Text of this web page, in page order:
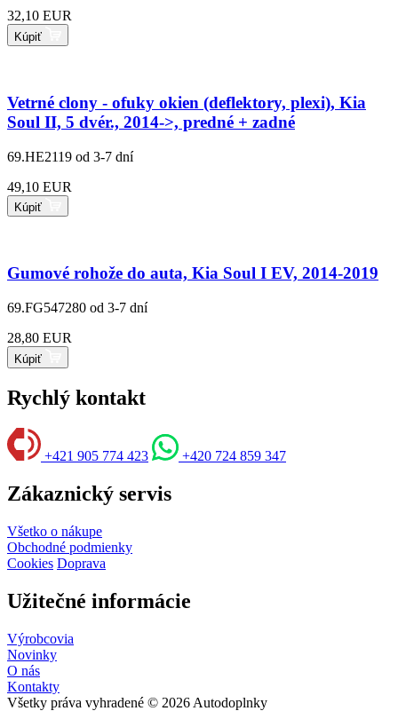
32,10 EUR
Kúpiť
Vetrné clony - ofuky okien (deflektory, plexi), Kia
Soul II, 5 dvér., 2014->, predné + zadné
69.HE2119 od 3-7 dní
49,10 EUR
Kúpiť
Gumové rohože do auta, Kia Soul I EV, 2014-2019
69.FG547280 od 3-7 dní
28,80 EUR
Kúpiť
Rychlý kontakt
+421 905 774 423 +420 724 859 347
Zákaznický servis
Všetko o nákupe
Obchodné podmienky
Cookies Doprava
Užitečné informácie
Výrobcovia
Novinky
O nás
Kontakty
Všetky práva vyhradené © 2026 Autodoplnky